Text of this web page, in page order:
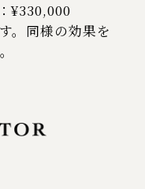
¥330,000
。同様の効果を